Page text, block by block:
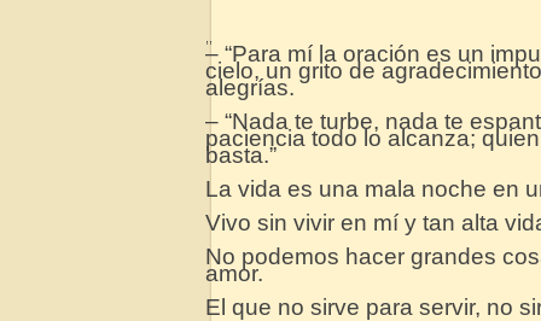
– “Para mí la oración es un
cielo, un grito de
alegrías.
– “Nada te turbe, nada te
paciencia todo lo alcanza;
basta.”
La vida es una mala noche en
Vivo sin vivir en mí y tan alta
No podemos hacer grandes
amor.
El que no sirve para servir, no